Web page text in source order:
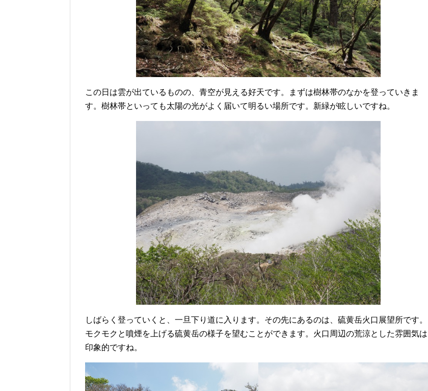
この日は雲が出ているものの、青空が見える好天です。まずは樹林帯のなかを登っていきま
す。樹林帯といっても太陽の光がよく届いて明るい場所です。新緑が眩しいですね。
しばらく登っていくと、一旦下り道に入ります。その先にあるのは、硫黄岳火口展望所です。
モクモクと噴煙を上げる硫黄岳の様子を望むことができます。火口周辺の荒涼とした雰囲気は
印象的ですね。